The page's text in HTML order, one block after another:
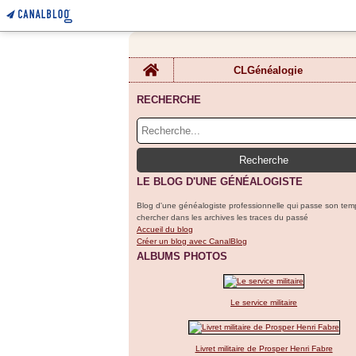
Home
CLGénéalogie
RECHERCHE
LE BLOG D'UNE GÉNÉALOGISTE
Blog d'une généalogiste professionnelle qui passe son
chercher dans les archives les traces du passé
Accueil du blog
Créer un blog avec CanalBlog
ALBUMS PHOTOS
Le service militaire
Livret militaire de Prosper Henri Fabre